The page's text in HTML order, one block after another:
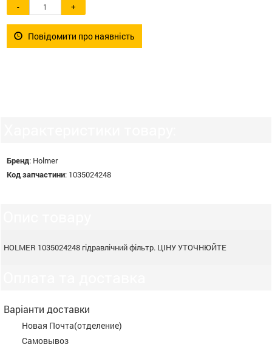
- +
Повідомити про наявність
Бренд: Holmer
Код запчастини: 1035024248
HOLMER 1035024248 гідравлічний фільтр. ЦІНУ УТОЧНЮЙТЕ
Варіанти доставки
Новая Почта(отделение)
Самовывоз